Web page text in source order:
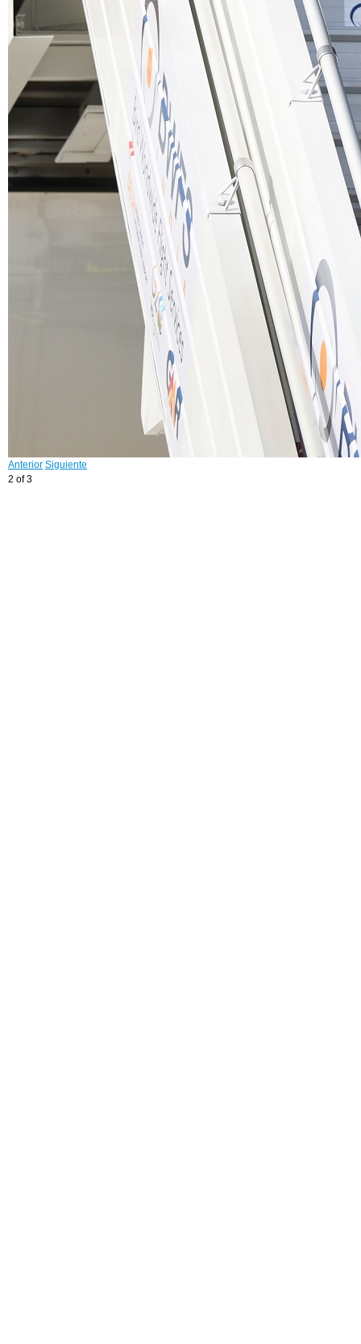
Anterior Siguiente
2 of 3